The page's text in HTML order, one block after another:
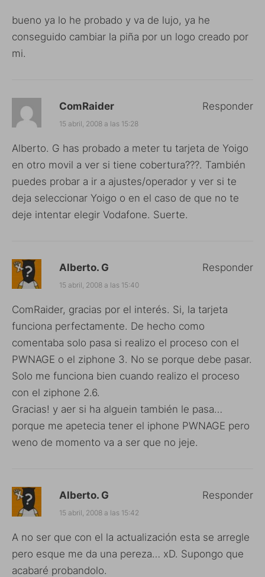
bueno ya lo he probado y va de lujo, ya he
conseguido cambiar la piña por un logo creado por
mi.
ComRaider
15 abril, 2008 a las 15:28
Alberto. G has probado a meter tu tarjeta de Yoigo
en otro movil a ver si tiene cobertura???. También
puedes probar a ir a ajustes/operador y ver si te
deja seleccionar Yoigo o en el caso de que no te
deje intentar elegir Vodafone. Suerte.
Responder
Alberto. G
15 abril, 2008 a las 15:40
ComRaider, gracias por el interés. Si, la tarjeta
funciona perfectamente. De hecho como
comentaba solo pasa si realizo el proceso con el
PWNAGE o el ziphone 3. No se porque debe pasar.
Solo me funciona bien cuando realizo el proceso
con el ziphone 2.6.
Gracias! y aer si ha alguein también le pasa…
porque me apetecia tener el iphone PWNAGE pero
weno de momento va a ser que no jeje.
Responder
Alberto. G
15 abril, 2008 a las 15:42
A no ser que con el la actualización esta se arregle
pero esque me da una pereza… xD. Supongo que
acabaré probandolo.
Responder